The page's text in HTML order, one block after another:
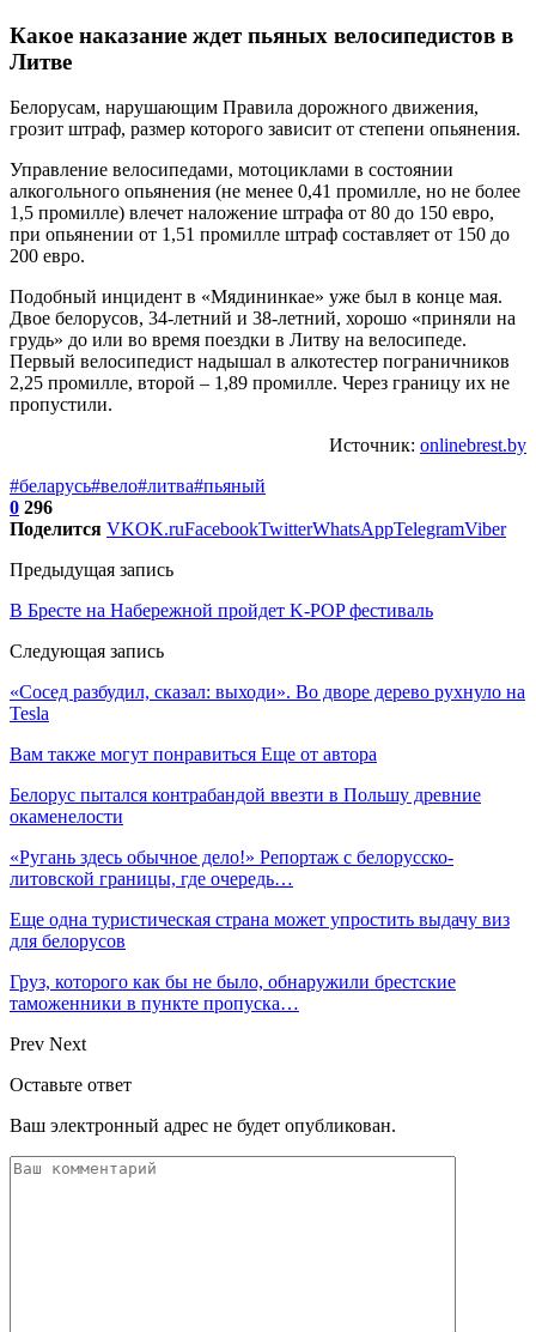
Какое наказание ждет пьяных велосипедистов в
Литве
Белорусам, нарушающим Правила дорожного движения,
грозит штраф, размер которого зависит от степени опьянения.
Управление велосипедами, мотоциклами в состоянии
алкогольного опьянения (не менее 0,41 промилле, но не более
1,5 промилле) влечет наложение штрафа от 80 до 150 евро,
при опьянении от 1,51 промилле штраф составляет от 150 до
200 евро.
Подобный инцидент в «Мядининкае» уже был в конце мая.
Двое белорусов, 34-летний и 38-летний, хорошо «приняли на
грудь» до или во время поездки в Литву на велосипеде.
Первый велосипедист надышал в алкотестер пограничников
2,25 промилле, второй – 1,89 промилле. Через границу их не
пропустили.
Источник: onlinebrest.by
#беларусь#вело#литва#пьяный
0 296
Поделится VKOK.ruFacebookTwitterWhatsAppTelegramViber
Предыдущая запись
В Бресте на Набережной пройдет K-POP фестиваль
Следующая запись
«Сосед разбудил, сказал: выходи». Во дворе дерево рухнуло на
Tesla
Вам также могут понравиться Еще от автора
Белорус пытался контрабандой ввезти в Польшу древние
окаменелости
«Ругань здесь обычное дело!» Репортаж с белорусско-
литовской границы, где очередь…
Еще одна туристическая страна может упростить выдачу виз
для белорусов
Груз, которого как бы не было, обнаружили брестские
таможенники в пункте пропуска…
Prev Next
Оставьте ответ
Ваш электронный адрес не будет опубликован.